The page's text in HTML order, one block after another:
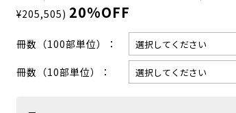
¥205,505) 20%OFF
冊数（100部単位）：
冊数（10部単位）：